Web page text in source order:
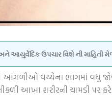
આયુર્વેદિક ઉપચાર વિશે ની માહિતી
વચ્ચેના ભાગમાં વધુ
આખા શરીરની ચામડી પર ફરે